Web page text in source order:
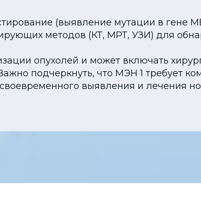
(выявление мутации в гене
методов (КТ, МРТ, УЗИ) для
опухолей и может включать
подчеркнуть, что МЭН 1 требует
выявления и лечения